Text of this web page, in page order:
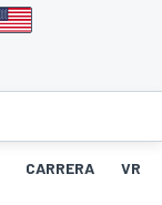
CARRERA VR